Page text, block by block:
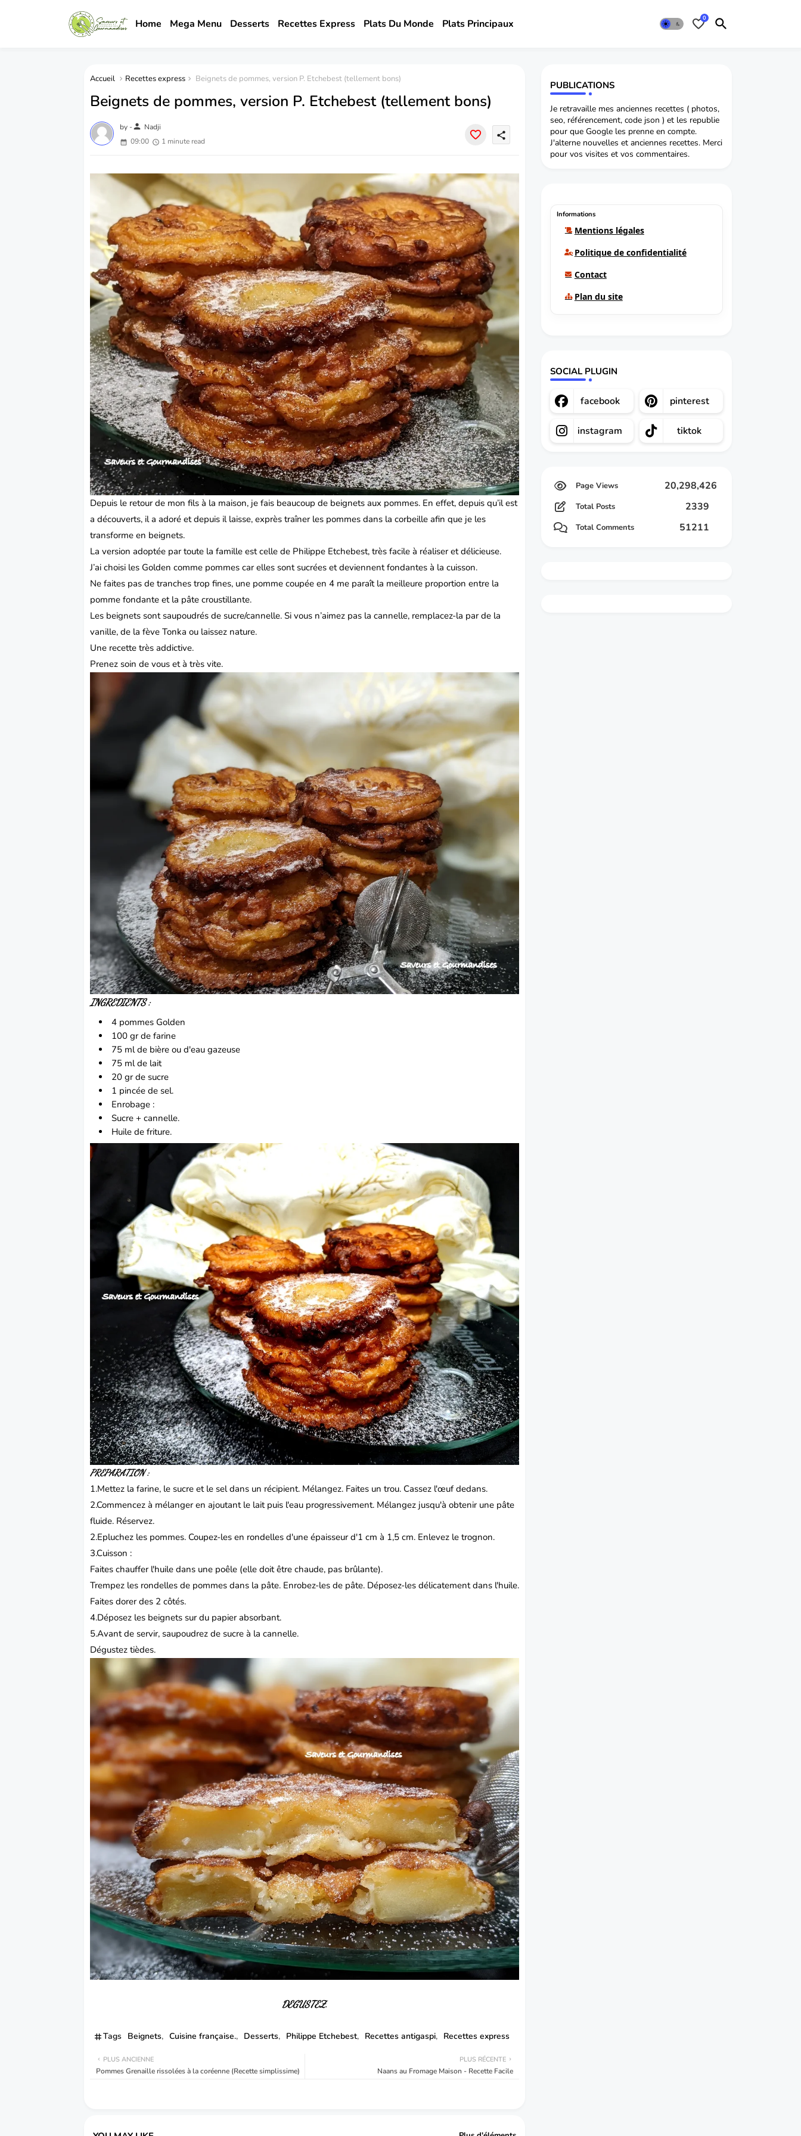
Home Mega Menu Desserts Recettes Express Plats Du Monde Plats Principaux 0
Accueil Recettes express Beignets de pommes, version P. Etchebest (tellement bons)
Beignets de pommes, version P. Etchebest (tellement bons)
by -person Nadji
09:00
1 minute read
share
Depuis le retour de mon fils à la maison, je fais beaucoup de beignets aux pommes. En effet, depuis qu’il est
a découverts, il a adoré et depuis il laisse, exprès traîner les pommes dans la corbeille afin que je les
transforme en beignets.
La version adoptée par toute la famille est celle de Philippe Etchebest, très facile à réaliser et délicieuse.
J’ai choisi les Golden comme pommes car elles sont sucrées et deviennent fondantes à la cuisson.
Ne faites pas de tranches trop fines, une pomme coupée en 4 me paraît la meilleure proportion entre la
pomme fondante et la pâte croustillante.
Les beignets sont saupoudrés de sucre/cannelle. Si vous n’aimez pas la cannelle, remplacez-la par de la
vanille, de la fève Tonka ou laissez nature.
Une recette très addictive.
Prenez soin de vous et à très vite.
INGREDIENTS :
4 pommes Golden
100 gr de farine
75 ml de bière ou d'eau gazeuse
75 ml de lait
20 gr de sucre
1 pincée de sel.
Enrobage :
Sucre + cannelle.
Huile de friture.
PREPARATION :
1.Mettez la farine, le sucre et le sel dans un récipient. Mélangez. Faites un trou. Cassez l'œuf dedans.
2.Commencez à mélanger en ajoutant le lait puis l'eau progressivement. Mélangez jusqu'à obtenir une pâte
fluide. Réservez.
2.Epluchez les pommes. Coupez-les en rondelles d'une épaisseur d'1 cm à 1,5 cm. Enlevez le trognon.
3.Cuisson :
Faites chauffer l'huile dans une poêle (elle doit être chaude, pas brûlante).
Trempez les rondelles de pommes dans la pâte. Enrobez-les de pâte. Déposez-les délicatement dans l'huile.
Faites dorer des 2 côtés.
4.Déposez les beignets sur du papier absorbant.
5.Avant de servir, saupoudrez de sucre à la cannelle.
Dégustez tièdes.
DEGUSTEZ.
Tags Beignets Cuisine française. Desserts Philippe Etchebest Recettes antigaspi Recettes express
PLUS RÉCENTE
Naans au Fromage Maison - Recette Facile
PLUS ANCIENNE
Pommes Grenaille rissolées à la coréenne (Recette simplissime)
PUBLICATIONS
Je retravaille mes anciennes recettes ( photos,
seo, référencement, code json ) et les republie
pour que Google les prenne en compte.
J'alterne nouvelles et anciennes recettes. Merci
pour vos visites et vos commentaires.
Informations
Mentions légales
Politique de confidentialité
Contact
Plan du site
SOCIAL PLUGIN
facebook pinterest
instagram tiktok
20,298,426
Total Posts 2339
Total Comments 51211